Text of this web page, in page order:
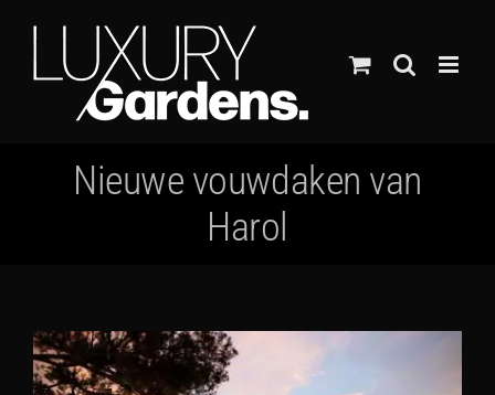
inhoud
Nieuwe vouwdaken van
Harol
Bekijk
grotere